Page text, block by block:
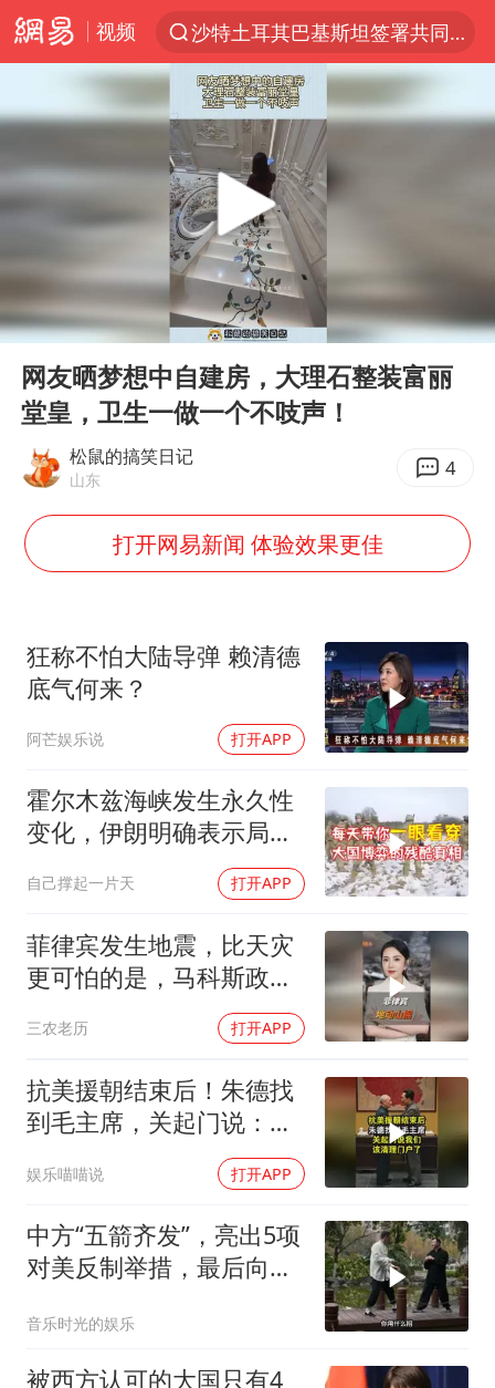
视频
沙特土耳其巴基斯坦签署共同防务协议
“电影+”如何激发千亿级消费新活力？
泉州市委书记张毅恭被查
名创优品回应女子吐槽内裤质量差
中巨芯：上半年归母净利润1405.77万元
胡彦斌韩磊 谁帮谁
胡彦斌获《歌手2026》歌王
38岁演员求职万岁山NPC成功
我国外贸延续良好增长态势
胜宏科技：股票交易异常波动
夯实基础开新局
Play
00:00 00:12
网友晒梦想中自建房，大理石整装富丽
堂皇，卫生一做一个不吱声！
松鼠的搞笑日记
山东 4
打开网易新闻 体验效果更佳
狂称不怕大陆导弹 赖清德
底气何来？
阿芒娱乐说 打开APP
霍尔木兹海峡发生永久性
变化，伊朗明确表示局势
自己撑起一片天 打开APP
菲律宾发生地震，比天灾
更可怕的是，马科斯政府
三农老历 打开APP
抗美援朝结束后！朱德找
到毛主席，关起门说：我
娱乐喵喵说 打开APP
中方“五箭齐发”，亮出5项
对美反制举措，最后向美
音乐时光的娱乐
被西方认可的大国只有4